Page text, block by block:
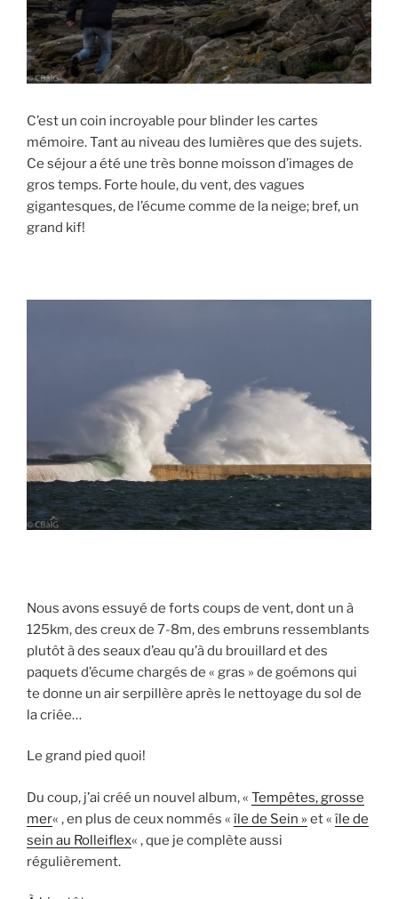
C’est un coin incroyable pour blinder les cartes
mémoire. Tant au niveau des lumières que des sujets.
Ce séjour a été une très bonne moisson d’images de
gros temps. Forte houle, du vent, des vagues
gigantesques, de l’écume comme de la neige; bref, un
grand kif!
Nous avons essuyé de forts coups de vent, dont un à
125km, des creux de 7-8m, des embruns ressemblants
plutôt à des seaux d’eau qu’à du brouillard et des
paquets d’écume chargés de « gras » de goémons qui
te donne un air serpillère après le nettoyage du sol de
la criée…
Le grand pied quoi!
Du coup, j’ai créé un nouvel album, « Tempêtes, grosse
mer« , en plus de ceux nommés «île de Sein » et «île de
sein au Rolleiflex« , que je complète aussi
régulièrement.